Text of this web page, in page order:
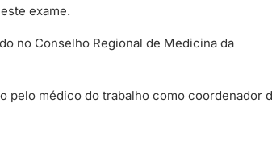
exame.
no Conselho Regional de Medicina da
pelo médico do trabalho como coordenador